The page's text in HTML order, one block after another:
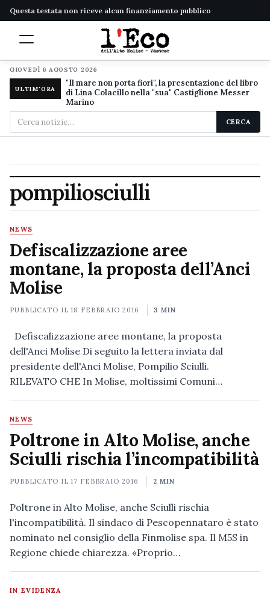
Questa testata non riceve alcun finanziamento pubblico
GIOVEDÌ 6 AGOSTO 2026
ULTIM'ORA
"Il mare non porta fiori", la presentazione del libro
di Lina Colacillo nella "sua" Castiglione Messer
Marino
Cerca
nel
CERCA
pompiliosciulli
NEWS
Defiscalizzazione aree
montane, la proposta dell’Anci
Molise
PUBBLICATO IL18 FEBBRAIO 2016 3 MIN
Defiscalizzazione aree montane, la proposta
dell'Anci Molise Di seguito la lettera inviata dal
presidente dell'Anci Molise, Pompilio Sciulli.
RILEVATO CHE In Molise, moltissimi Comuni…
NEWS
Poltrone in Alto Molise, anche
Sciulli rischia l’incompatibilità
PUBBLICATO IL17 FEBBRAIO 2016 2 MIN
Poltrone in Alto Molise, anche Sciulli rischia
l'incompatibilità. Il sindaco di Pescopennataro è stato
nominato nel consiglio della Finmolise spa. Il M5S in
Regione chiede chiarezza. «Proprio…
IN EVIDENZA